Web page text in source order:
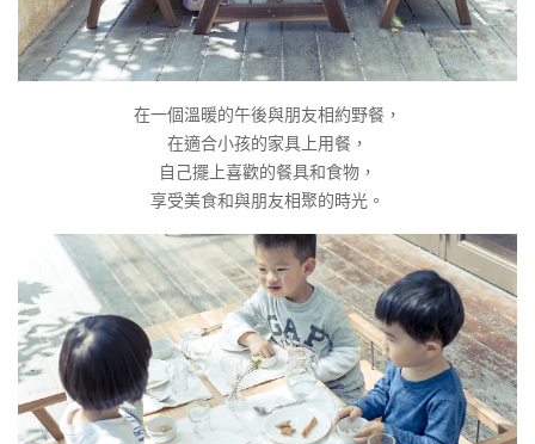
在一個溫暖的午後與朋友相約野餐，
在適合小孩的家具上用餐，
自己擺上喜歡的餐具和食物，
享受美食和與朋友相聚的時光。